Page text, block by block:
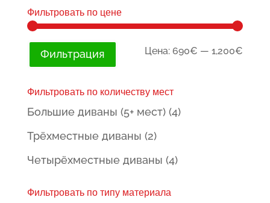
Фильтровать по цене
Фильтрация Цена:690€ —1,200€
Фильтровать по количеству мест
Большие диваны (5+ мест) (4)
Трёхместные диваны (2)
Четырёхместные диваны (4)
Фильтровать по типу материала